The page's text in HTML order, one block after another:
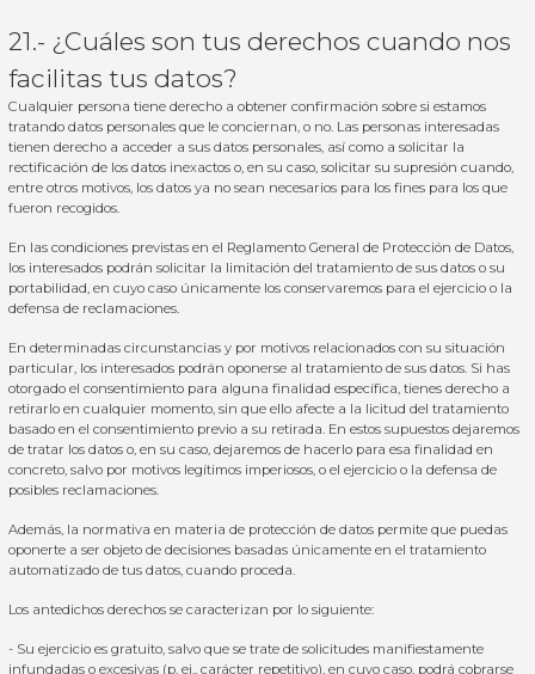
21.- ¿Cuáles son tus derechos cuando nos
facilitas tus datos?
Cualquier persona tiene derecho a obtener confirmación sobre si estamos
tratando datos personales que le conciernan, o no. Las personas interesadas
tienen derecho a acceder a sus datos personales, así como a solicitar la
rectificación de los datos inexactos o, en su caso, solicitar su supresión cuando,
entre otros motivos, los datos ya no sean necesarios para los fines para los que
fueron recogidos.
En las condiciones previstas en el Reglamento General de Protección de Datos,
los interesados podrán solicitar la limitación del tratamiento de sus datos o su
portabilidad, en cuyo caso únicamente los conservaremos para el ejercicio o la
defensa de reclamaciones.
En determinadas circunstancias y por motivos relacionados con su situación
particular, los interesados podrán oponerse al tratamiento de sus datos. Si has
otorgado el consentimiento para alguna finalidad específica, tienes derecho a
retirarlo en cualquier momento, sin que ello afecte a la licitud del tratamiento
basado en el consentimiento previo a su retirada. En estos supuestos dejaremos
de tratar los datos o, en su caso, dejaremos de hacerlo para esa finalidad en
concreto, salvo por motivos legítimos imperiosos, o el ejercicio o la defensa de
posibles reclamaciones.
Además, la normativa en materia de protección de datos permite que puedas
oponerte a ser objeto de decisiones basadas únicamente en el tratamiento
automatizado de tus datos, cuando proceda.
Los antedichos derechos se caracterizan por lo siguiente:
- Su ejercicio es gratuito, salvo que se trate de solicitudes manifiestamente
infundadas o excesivas (p. ej., carácter repetitivo), en cuyo caso, podrá cobrarse